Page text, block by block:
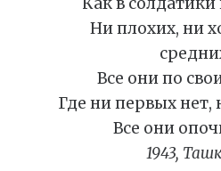
Как в
Ни плохих, ни
Все они по
Где ни первых нет,
Все они
1943,